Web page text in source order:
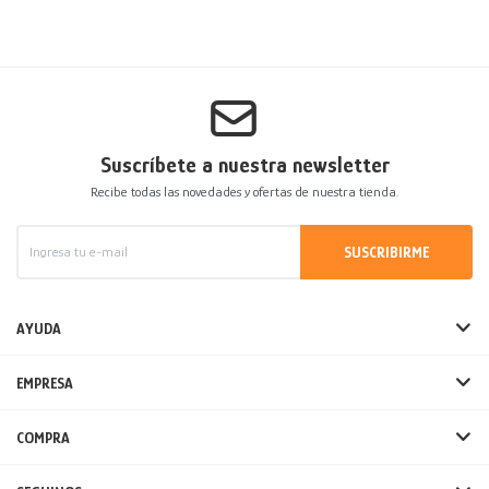
Suscríbete a nuestra newsletter
Recibe todas las novedades y ofertas de nuestra tienda.
SUSCRIBIRME
AYUDA
EMPRESA
COMPRA